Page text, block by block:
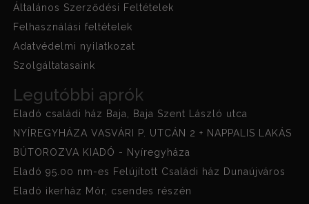
Általános Szerződési Feltételek
Felhasználási feltételek
Adatvédelmi nyilatkozat
Szolgáltatasaink
Legutóbbi aprók
Eladó családi ház Baja, Baja Szent László utca
NYÍREGYHÁZA VASVÁRI P. UTCÁN 2 + NAPPALIS LAKÁS
BÚTOROZVA KIADÓ - Nyíregyháza
Eladó 95.00 nm-es Felújított Családi ház Dunaújváros
Eladó ikerház Mór, csendes részén